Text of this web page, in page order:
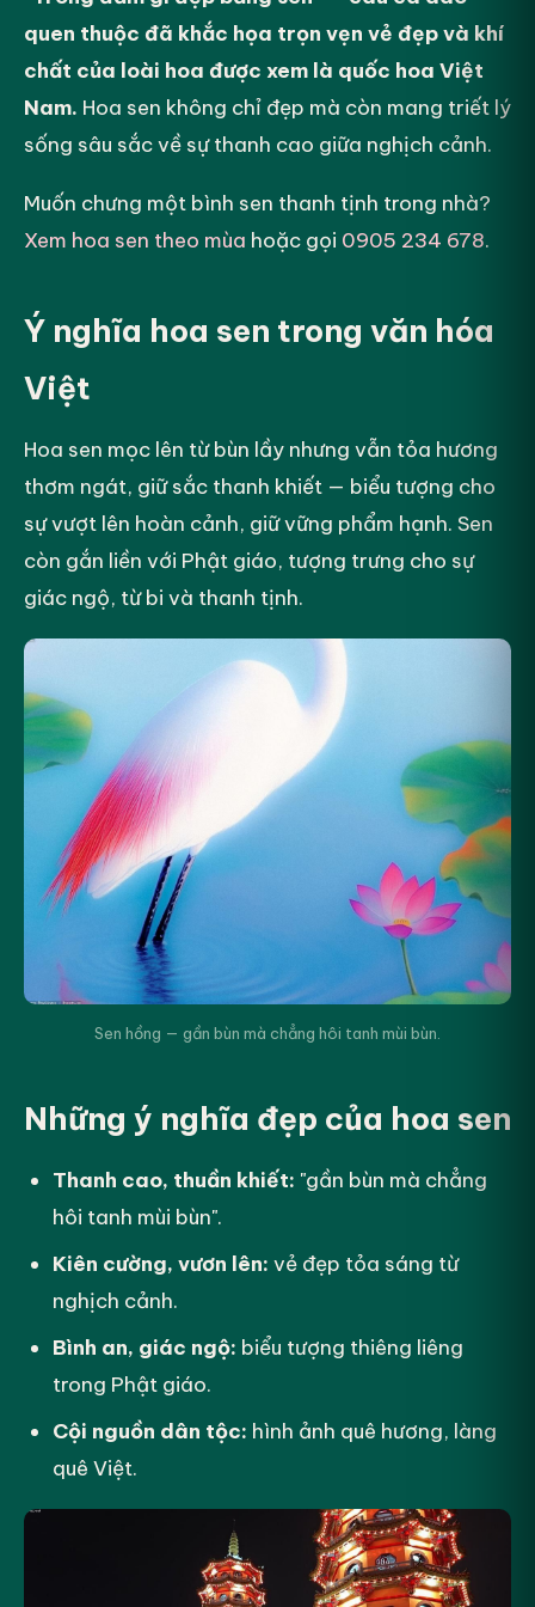
quen thuộc đã khắc họa trọn vẹn vẻ đẹp và khí
chất của loài hoa được xem là quốc hoa Việt
Nam. Hoa sen không chỉ đẹp mà còn mang triết lý
sống sâu sắc về sự thanh cao giữa nghịch cảnh.
Muốn chưng một bình sen thanh tịnh trong nhà?
Xem hoa sen theo mùa hoặc gọi 0905 234 678.
Ý nghĩa hoa sen trong văn hóa
Việt
Hoa sen mọc lên từ bùn lầy nhưng vẫn tỏa hương
thơm ngát, giữ sắc thanh khiết — biểu tượng cho
sự vượt lên hoàn cảnh, giữ vững phẩm hạnh. Sen
còn gắn liền với Phật giáo, tượng trưng cho sự
giác ngộ, từ bi và thanh tịnh.
Sen hồng — gần bùn mà chẳng hôi tanh mùi bùn.
Những ý nghĩa đẹp của hoa sen
Thanh cao, thuần khiết: "gần bùn mà chẳng
hôi tanh mùi bùn".
Kiên cường, vươn lên: vẻ đẹp tỏa sáng từ
nghịch cảnh.
Bình an, giác ngộ: biểu tượng thiêng liêng
trong Phật giáo.
Cội nguồn dân tộc: hình ảnh quê hương, làng
quê Việt.